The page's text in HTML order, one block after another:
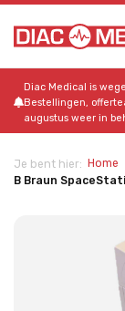
Diac Medical is
Bestellingen,
augustus weer in
Je bent hier: Home
B Braun